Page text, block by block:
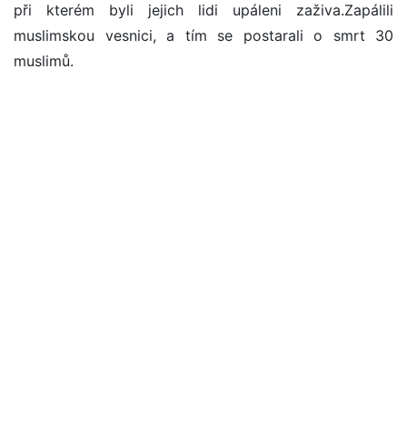
při kterém byli jejich lidi upáleni zaživa.Zapálili
muslimskou vesnici, a tím se postarali o smrt 30
muslimů.